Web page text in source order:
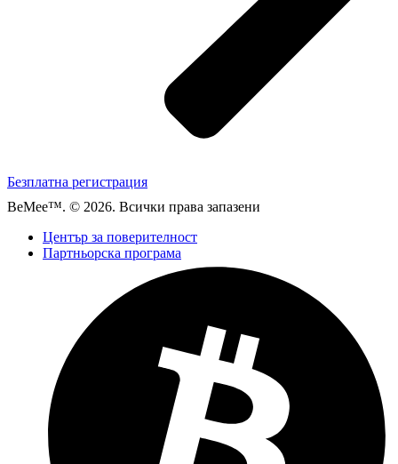
Безплатна регистрация
BeMee™. © 2026. Всички права запазени
Център за поверителност
Партньорска програма